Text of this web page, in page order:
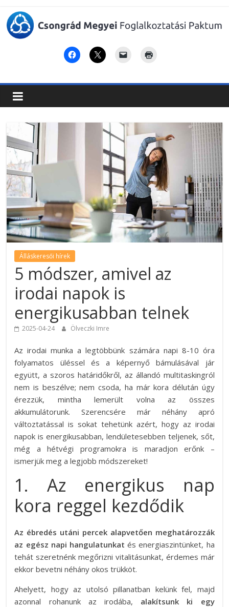
Csongrád
Megyei
Foglalkoztatási
Paktum
Álláskeresői hírek
5 módszer, amivel az
irodai napok is
energikusabban telnek
2025-04-24 Ölveczki Imre
Az irodai munka a legtöbbünk számára napi 8-10 óra
folyamatos üléssel és a képernyő bámulásával jár
együtt, a szoros határidőkről, az állandó multitaskingról
nem is beszélve; nem csoda, ha már kora délután úgy
érezzük, mintha lemerült volna az összes
akkumulátorunk. Szerencsére már néhány apró
változtatással is sokat tehetünk azért, hogy az irodai
napok is energikusabban, lendületesebben teljenek, sőt,
még a hétvégi programokra is maradjon erőnk –
ismerjük meg a legjobb módszereket!
1. Az energikus nap
kora reggel kezdődik
Az ébredés utáni percek alapvetően meghatározzák
az egész napi hangulatunkat és energiaszintünket, ha
tehát szeretnénk megőrizni vitalitásunkat, érdemes már
ekkor bevetni néhány okos trükköt.
Ahelyett, hogy az utolsó pillanatban kelünk fel, majd
azonnal rohanunk az irodába, alakítsunk ki egy